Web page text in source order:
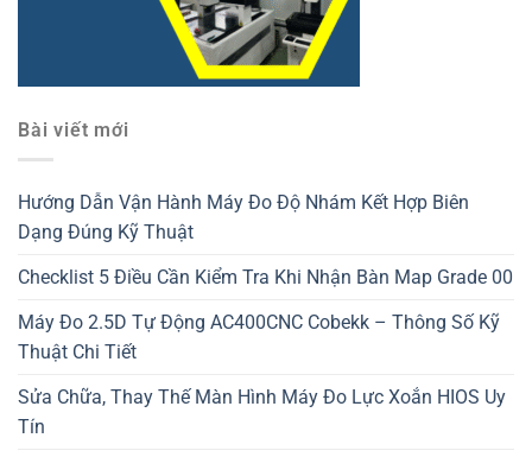
Bài viết mới
Hướng Dẫn Vận Hành Máy Đo Độ Nhám Kết Hợp Biên
Dạng Đúng Kỹ Thuật
Checklist 5 Điều Cần Kiểm Tra Khi Nhận Bàn Map Grade 00
Máy Đo 2.5D Tự Động AC400CNC Cobekk – Thông Số Kỹ
Thuật Chi Tiết
Sửa Chữa, Thay Thế Màn Hình Máy Đo Lực Xoắn HIOS Uy
Tín